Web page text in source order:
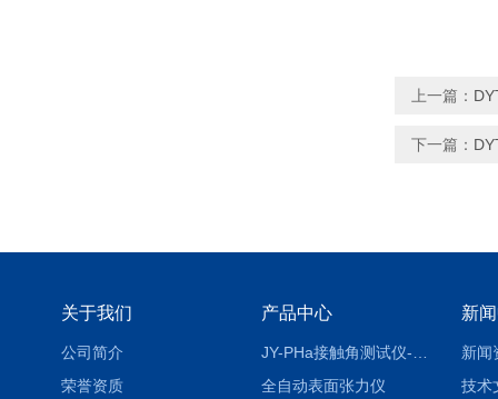
上一篇：
下一篇：
关于我们
公司简介
荣誉资质
产品中心
全自动表面张力仪
新
新闻
技术